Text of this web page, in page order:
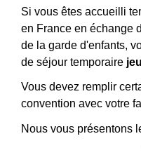
Si vous êtes accueilli
en France en échange
de la garde d'enfants,
de séjour temporaire
Vous devez remplir
convention avec votre
Nous vous présentons